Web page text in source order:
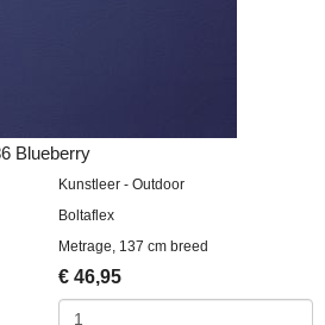
Blueberry
Kunstleer - Outdoor
Boltaflex
Metrage, 137 cm breed
€ 46,95